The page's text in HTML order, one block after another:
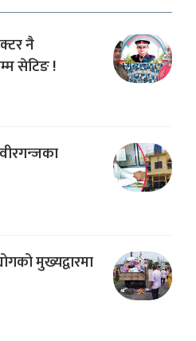
नै
सेटिङ !
मुख्यद्वारमा